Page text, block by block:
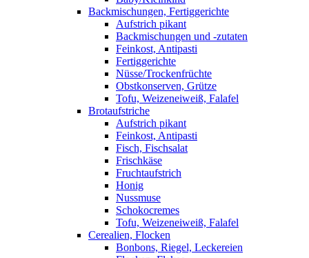
Backmischungen, Fertiggerichte
Aufstrich pikant
Backmischungen und -zutaten
Feinkost, Antipasti
Fertiggerichte
Nüsse/Trockenfrüchte
Obstkonserven, Grütze
Tofu, Weizeneiweiß, Falafel
Brotaufstriche
Aufstrich pikant
Feinkost, Antipasti
Fisch, Fischsalat
Frischkäse
Fruchtaufstrich
Honig
Nussmuse
Schokocremes
Tofu, Weizeneiweiß, Falafel
Cerealien, Flocken
Bonbons, Riegel, Leckereien